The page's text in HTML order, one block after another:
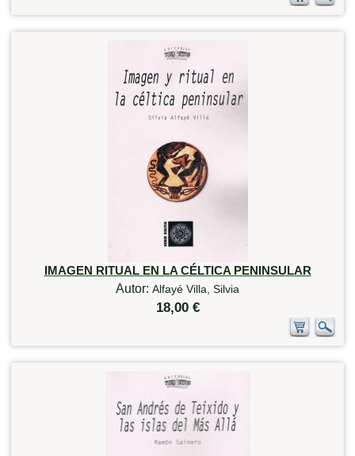
IMAGEN RITUAL EN LA CÉLTICA PENINSULAR
Autor: Alfayé Villa, Silvia
18,00 €